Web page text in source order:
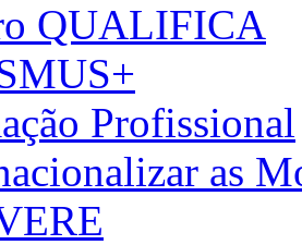
QUALIFICA
Profissional
as